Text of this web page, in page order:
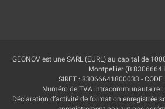
GEONOV est une SARL (EURL) au capital de
Montpellier (B
SIRET : 83066641800033 -
Numéro de TVA intracommunautaire :
Déclaration d’activité de formation enregistrée